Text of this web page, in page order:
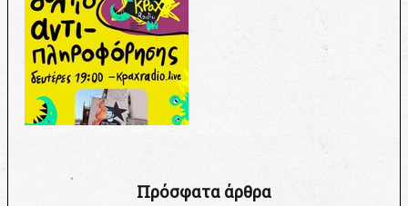
Πρόσφατα άρθρα